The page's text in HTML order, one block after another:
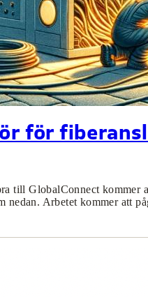
för
till GlobalConnect kommer
nedan. Arbetet kommer att